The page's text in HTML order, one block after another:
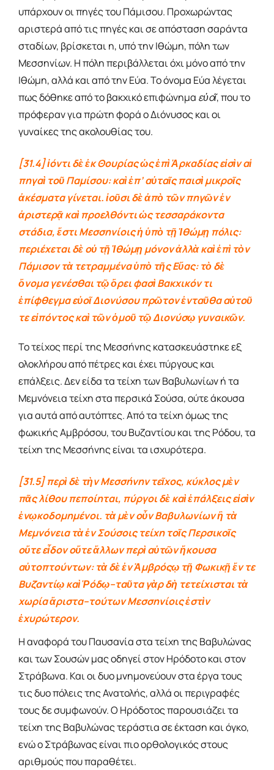
υπάρχουν οι πηγές του Πάμισου. Προχωρώντας
αριστερά από τις πηγές και σε απόσταση σαράντα
σταδίων, βρίσκεται η, υπό την Ιθώμη, πόλη των
Μεσσηνίων. Η πόλη περιβάλλεται όχι μόνο από την
Ιθώμη, αλλά και από την Εύα. Το όνομα Εύα λέγεται
πως δόθηκε από το βακχικό επιφώνημα εὐοῖ, που το
πρόφεραν για πρώτη φορά ο Διόνυσος και οι
γυναίκες της ακολουθίας του.
[31.4] ἰόντι δὲ ἐκ Θουρίας ὡς ἐπὶ Ἀρκαδίας εἰσὶν αἱ
πηγαὶ τοῦ Παμίσου: καὶ ἐπ’ αὐταῖς παισὶ μικροῖς
ἀκέσματα γίνεται.ἰοῦσι δὲ ἀπὸ τῶν πηγῶν ἐν
ἀριστερᾷ καὶ προελθόντι ὡς τεσσαράκοντα
στάδια, ἔστι Μεσσηνίοις ἡ ὑπὸ τῇ Ἰθώμῃ πόλις:
περιέχεται δὲ οὐ τῇ Ἰθώμῃ μόνον ἀλλὰ καὶ ἐπὶ τὸν
Πάμισον τὰ τετραμμένα ὑπὸ τῆς Εὔας: τὸ δὲ
ὄνομα γενέσθαι τῷ ὄρει φασὶ Βακχικόν τι
ἐπίφθεγμα εὐοῖ Διονύσου πρῶτον ἐνταῦθα αὐτοῦ
τε εἰπόντος καὶ τῶν ὁμοῦ τῷ Διονύσῳ γυναικῶν.
Το τείχος περί της Μεσσήνης κατασκευάστηκε εξ
ολοκλήρου από πέτρες και έχει πύργους και
επάλξεις. Δεν είδα τα τείχη των Βαβυλωνίων ή τα
Μεμνόνεια τείχη στα περσικά Σούσα, ούτε άκουσα
για αυτά από αυτόπτες. Από τα τείχη όμως της
φωκικής Αμβρόσου, του Βυζαντίου και της Ρόδου, τα
τείχη της Μεσσήνης είναι τα ισχυρότερα.
[31.5] περὶ δὲ τὴν Μεσσήνην τεῖχος, κύκλος μὲν
πᾶς λίθου πεποίηται, πύργοι δὲ καὶ ἐπάλξεις εἰσὶν
ἐνῳκοδομημένοι. τὰ μὲν οὖν Βαβυλωνίων ἢ τὰ
Μεμνόνεια τὰ ἐν Σούσοις τείχη τοῖς Περσικοῖς
οὔτε εἶδον οὔτε ἄλλων περὶ αὐτῶν ἤκουσα
αὐτοπτούντων: τὰ δὲ ἐν Ἀμβρόςῳ τῇ Φωκικῇ ἔν τε
Βυζαντίῳ καὶ Ῥόδῳ–ταῦτα γὰρ δὴ τετείχισται τὰ
χωρία ἄριστα–τούτων Μεσσηνίοις ἐστὶν
ἐχυρώτερον.
Η αναφορά του Παυσανία στα τείχη της Βαβυλώνας
και των Σουσών μας οδηγεί στον Ηρόδοτο και στον
Στράβωνα. Και οι δυο μνημονεύουν στα έργα τους
τις δυο πόλεις της Ανατολής, αλλά οι περιγραφές
τους δε συμφωνούν. Ο Ηρόδοτος παρουσιάζει τα
τείχη της Βαβυλώνας τεράστια σε έκταση και όγκο,
ενώ ο Στράβωνας είναι πιο ορθολογικός στους
αριθμούς που παραθέτει.